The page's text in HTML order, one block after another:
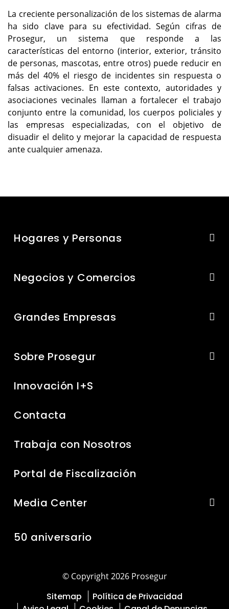
La creciente personalización de los sistemas de alarma
ha sido clave para su efectividad. Según cifras de
Prosegur, un sistema que responde a las
características del entorno (interior, exterior, tránsito
de personas, mascotas, entre otros) puede reducir en
más del 40% el riesgo de incidentes sin respuesta o
falsas activaciones. En este contexto, autoridades y
asociaciones vecinales llaman a fortalecer el trabajo
conjunto entre la comunidad, los cuerpos policiales y
las empresas especializadas, con el objetivo de
disuadir el delito y mejorar la capacidad de respuesta
ante cualquier amenaza.
Hogares y Personas
Negocios y Comercios
Grandes Empresas
Sobre Prosegur
Innovación I+S
Contacta
Trabaja con Nosotros
Portal de Fiscalización
Media Center
50 aniversario
© Copyright 2026 Prosegur
Sitemap
Política de Privacidad